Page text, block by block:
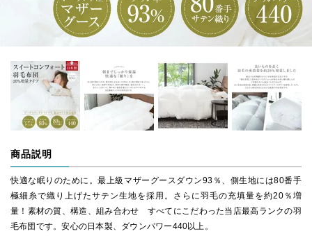
商品説明
快適な眠りのために。最上級マザーグースダウン93％、側生地には80番手
極細糸で織り上げたサテン生地を採用。さらに羽毛の充填量を約20％増
量！素材の質、構造、組み合わせ すべてにこだわった当店最高ランクの羽
毛布団です。安心の日本製、ダウンパワー440以上。